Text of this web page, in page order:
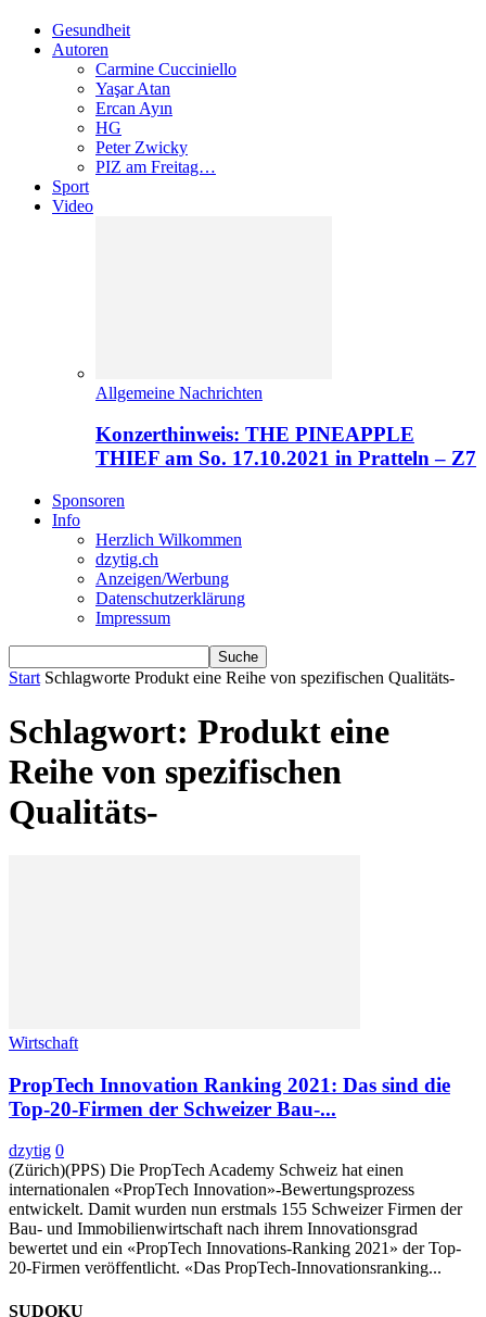
Gesundheit
Autoren
Carmine Cucciniello
Yaşar Atan
Ercan Ayın
HG
Peter Zwicky
PIZ am Freitag…
Sport
Video
Allgemeine Nachrichten
Konzerthinweis: THE PINEAPPLE
THIEF am So. 17.10.2021 in Pratteln – Z7
Sponsoren
Info
Herzlich Wilkommen
dzytig.ch
Anzeigen/Werbung
Datenschutzerklärung
Impressum
Start Schlagworte Produkt eine Reihe von spezifischen Qualitäts-
Schlagwort: Produkt eine
Reihe von spezifischen
Qualitäts-
Wirtschaft
PropTech Innovation Ranking 2021: Das sind die
Top-20-Firmen der Schweizer Bau-...
dzytig 0
(Zürich)(PPS) Die PropTech Academy Schweiz hat einen
internationalen «PropTech Innovation»-Bewertungsprozess
entwickelt. Damit wurden nun erstmals 155 Schweizer Firmen der
Bau- und Immobilienwirtschaft nach ihrem Innovationsgrad
bewertet und ein «PropTech Innovations-Ranking 2021» der Top-
20-Firmen veröffentlicht. «Das PropTech-Innovationsranking...
SUDOKU